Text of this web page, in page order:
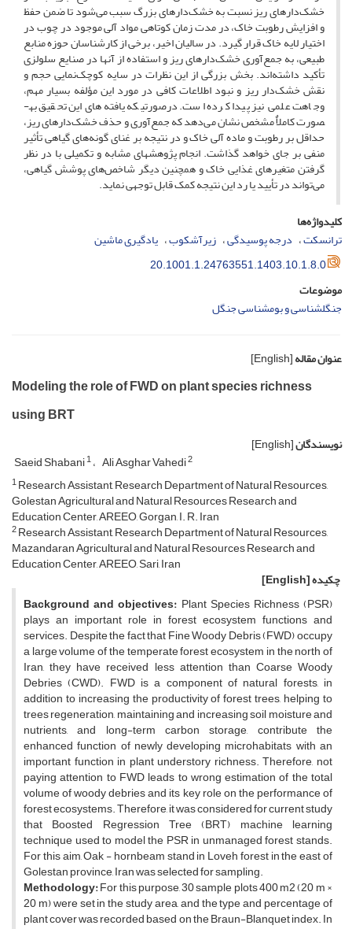
خشک‌دارهای ریز نسبت به خشک‌دارهای بزرگ سبب می‌شود تا ضمن حفظ
و افزایش رطوبت خاک، در مدت زمان کوتاهی مواد آلی موجود در چوب در
اختیار لایه خاک قرار گیرد. در سالیان اخیر، برخی از کارشناسان حوزه منابع
طبیعی، به جمع‌آوری خشک‌دارهای ریز و استفاده از آنها در صنایع سلولزی
تأکید داشته‌اند. بخش بزرگی از این نظرات در سایه کوچک‌نمایی حجم و
نقش خشک‌دار ریز و نبود اطلاعات کافی در مورد این مؤلفه بسیار مهم،
وجاهت علمی نیز پیدا کرده است. درصورتی­که یافته‌های این تحقیق به­
صورت کاملاٌ مشخص نشان می‌دهد که جمع‌آوری و حذف خشک‌دارهای ریز،
حداقل بر رطوبت و ماده آلی خاک و در نتیجه بر غنای گونه‌های گیاهی تأثیر
منفی بر جای خواهد گذاشت. انجام پژوهش­های مشابه و تکمیلی با در نظر
گرفتن متغیرهای غذایی خاک و همچنین دیگر شاخص‌های پوشش گیاهی،
می‌تواند در تأیید یا رد این نتیجه کمک قابل توجهی نماید.
کلیدواژه‌ها
ترانسکت درجه پوسیدگی زیرآشکوب یادگیری ماشین
20.1001.1.24763551.1403.10.1.8.0
موضوعات
جنگل­­شناسی و بوم­شناسی جنگل
عنوان مقاله[English]
Modeling the role of FWD on plant species richness
using BRT
نویسندگان[English]
Saeid Shabani1 Ali Asghar Vahedi2
1Research Assistant, Research Department of Natural Resources,
Golestan Agricultural and Natural Resources Research and
Education Center, AREEO, Gorgan, I. R. Iran
2Research Assistant, Research Department of Natural Resources,
Mazandaran Agricultural and Natural Resources Research and
Education Center, AREEO, Sari, Iran
چکیده[English]
Background and objectives: Plant Species Richness (PSR)
plays an important role in forest ecosystem functions and
services. Despite the fact that Fine Woody Debris (FWD) occupy
a large volume of the temperate forest ecosystem in the north of
Iran, they have received less attention than Coarse Woody
Debries (CWD). FWD is a component of natural forests, in
addition to increasing the productivity of forest trees, helping to
trees regeneration, maintaining and increasing soil moisture and
nutrients, and long-term carbon storage, contribute the
enhanced function of newly developing microhabitats with an
important function in plant understory richness. Therefore, not
paying attention to FWD leads to wrong estimation of the total
volume of woody debries and its key role on the performance of
forest ecosystems. Therefore, it was considered for current study
that Boosted Regression Tree (BRT) machine learning
technique used to model the PSR in unmanaged forest stands.
For this aim, Oak - hornbeam stand in Loveh forest in the east of
Golestan province, Iran was selected for sampling.
Methodology:For this purpose, 30 sample plots 400 m2 (20 m ×
20 m) were set in the study area, and the type and percentage of
plant cover was recorded based on the Braun-Blanquet index. In